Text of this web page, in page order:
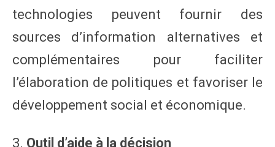
technologies peuvent fournir des
sources d’information alternatives et
complémentaires pour faciliter
l’élaboration de politiques et favoriser le
développement social et économique.
3. Outil d’aide à la décision